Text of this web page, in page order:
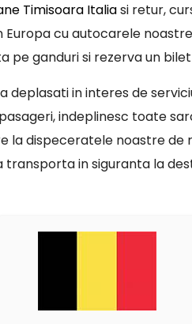
Timisoara Italiasi retur,
cu autocarele
pe ganduri si rezerva un
in interes de
indeplinesc toate
la dispeceratele noastre
in siguranta la